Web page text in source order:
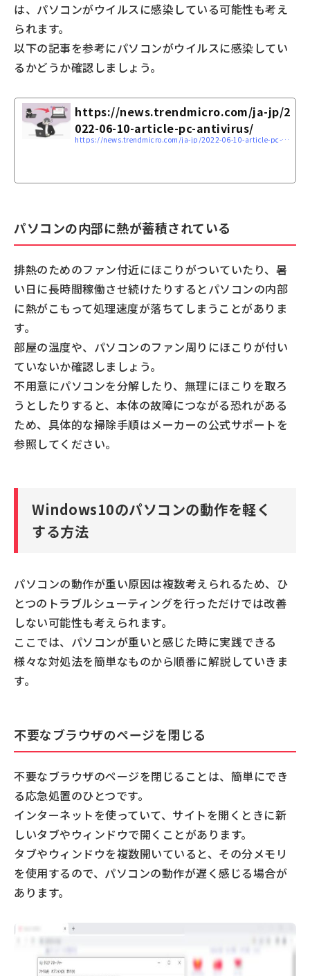
は、パソコンがウイルスに感染している可能性も考え
られます。
以下の記事を参考にパソコンがウイルスに感染してい
るかどうか確認しましょう。
https://news.trendmicro.com/ja-jp/2
022-06-10-article-pc-antivirus/
https://news.trendmicro.com/ja-jp/2022-06-10-article-pc-antivirus/
パソコンの内部に熱が蓄積されている
排熱のためのファン付近にほこりがついていたり、暑
い日に長時間稼働させ続けたりするとパソコンの内部
に熱がこもって処理速度が落ちてしまうことがありま
す。
部屋の温度や、パソコンのファン周りにほこりが付い
ていないか確認しましょう。
不用意にパソコンを分解したり、無理にほこりを取ろ
うとしたりすると、本体の故障につながる恐れがある
ため、具体的な掃除手順はメーカーの公式サポートを
参照してください。
Windows10のパソコンの動作を軽く
する方法
パソコンの動作が重い原因は複数考えられるため、ひ
とつのトラブルシューティングを行っただけでは改善
しない可能性も考えられます。
ここでは、パソコンが重いと感じた時に実践できる
様々な対処法を簡単なものから順番に解説していきま
す。
不要なブラウザのページを閉じる
不要なブラウザのページを閉じることは、簡単にでき
る応急処置のひとつです。
インターネットを使っていて、サイトを開くときに新
しいタブやウィンドウで開くことがあります。
タブやウィンドウを複数開いていると、その分メモリ
を使用するので、パソコンの動作が遅く感じる場合が
あります。